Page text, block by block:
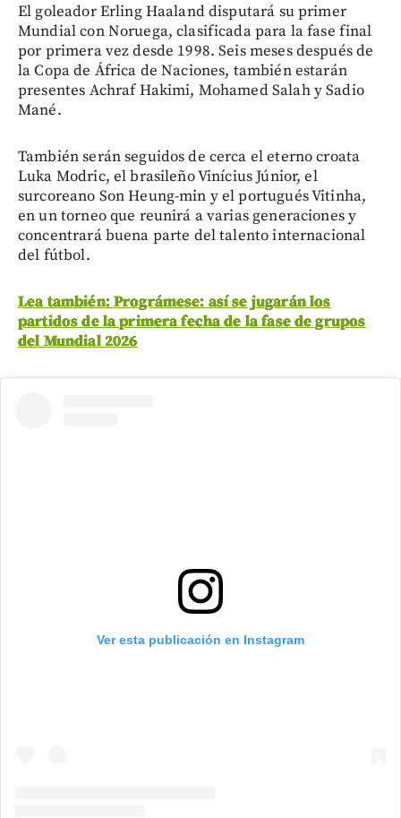
El goleador Erling Haaland disputará su primer
Mundial con Noruega, clasificada para la fase final
por primera vez desde 1998. Seis meses después de
la Copa de África de Naciones, también estarán
presentes Achraf Hakimi, Mohamed Salah y Sadio
Mané.
También serán seguidos de cerca el eterno croata
Luka Modric, el brasileño Vinícius Júnior, el
surcoreano Son Heung-min y el portugués Vitinha,
en un torneo que reunirá a varias generaciones y
concentrará buena parte del talento internacional
del fútbol.
Lea también: Prográmese: así se jugarán los
partidos de la primera fecha de la fase de grupos
del Mundial 2026
Ver esta publicación en Instagram